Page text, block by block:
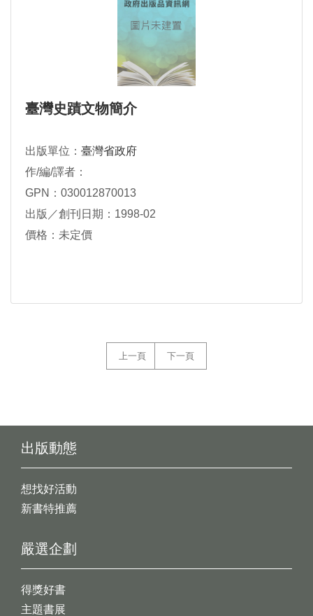
臺灣史蹟文物簡介
出版單位： 臺灣省政府
作/編/譯者：
GPN：030012870013
出版／創刊日期：1998-02
價格：未定價
上一頁 下一頁
出版動態
想找好活動
新書特推薦
嚴選企劃
得獎好書
主題書展